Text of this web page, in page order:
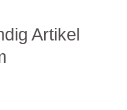
Artikel